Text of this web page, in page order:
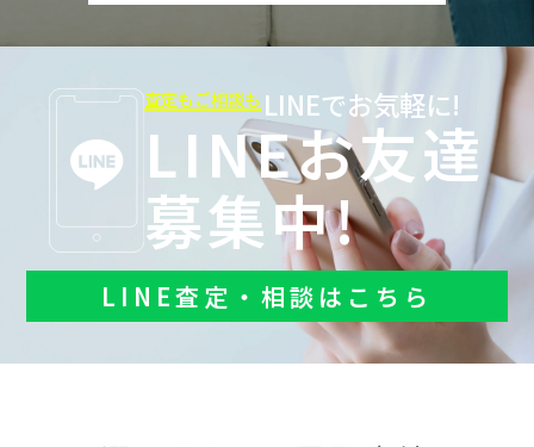
査定もご相談も LINEでお気軽に!
LINEお友達
募集中!
LINE査定・相談はこちら